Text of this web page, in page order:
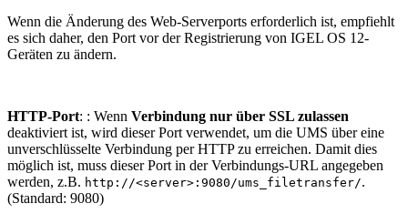
Wenn die Änderung des Web-Serverports erforderlich ist, empfiehlt
es sich daher, den Port vor der Registrierung von IGEL OS 12-
Geräten zu ändern.
HTTP-Port: : Wenn Verbindung nur über SSL zulassen
deaktiviert ist, wird dieser Port verwendet, um die UMS über eine
unverschlüsselte Verbindung per HTTP zu erreichen. Damit dies
möglich ist, muss dieser Port in der Verbindungs-URL angegeben
werden, z.B. http://<server>:9080/ums_filetransfer/.
(Standard: 9080)